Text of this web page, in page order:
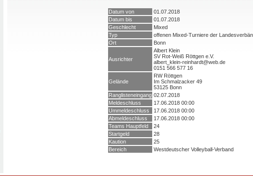
Datum von
01.07.2018
Datum bis
01.07.2018
Geschlecht
Mixed
Typ
offenen Mixed-Turniere der
Ort
Bonn
Ausrichter
Albert Klein
SV Rot-Weiß Röttgen e.V.
albert_klein-reinhardt@web.de
0151 566 577 16
Gelände
RW Röttgen
Im Schmalzacker 49
53125 Bonn
Ranglisteneingang 02.07.2018
Meldeschluss
17.06.2018 00:00
Ummeldeschluss
17.06.2018 00:00
Abmeldeschluss
17.06.2018 00:00
Teams Hauptfeld
24
Startgeld
28
Kaution
25
Bereich
Westdeutscher Volleyball-Verband